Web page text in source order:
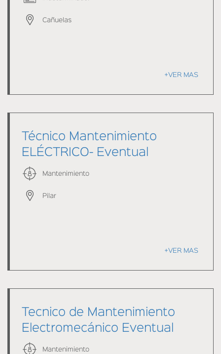
Cañuelas
+VER MAS
Técnico Mantenimiento
ELÉCTRICO- Eventual
Mantenimiento
Pilar
+VER MAS
Tecnico de Mantenimiento
Electromecánico Eventual
Mantenimiento